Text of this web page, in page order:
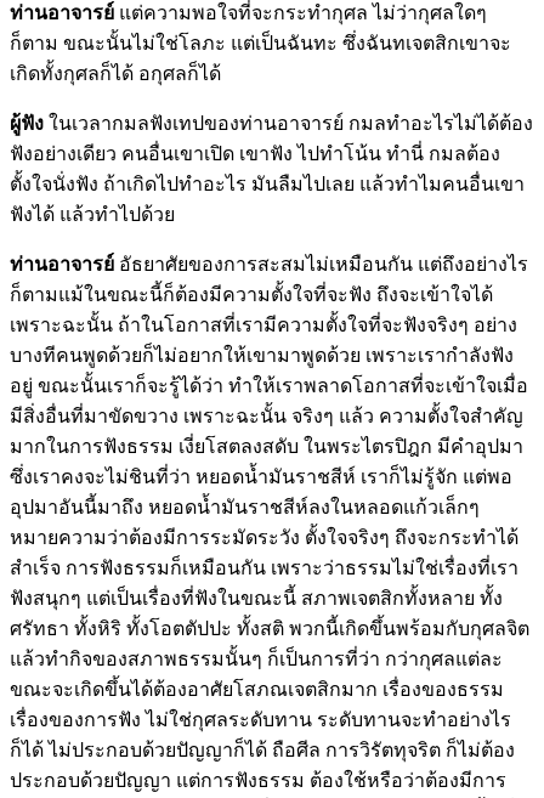
ท่านอาจารย์ แต่ความพอใจที่จะกระทำกุศล ไม่ว่ากุศลใดๆ
ก็ตาม ขณะนั้นไม่ใช่โลภะ แต่เป็นฉันทะ ซึ่งฉันทเจตสิกเขาจะ
เกิดทั้งกุศลก็ได้ อกุศลก็ได้
ผู้ฟัง ในเวลากมลฟังเทปของท่านอาจารย์ กมลทำอะไรไม่ได้ต้อง
ฟังอย่างเดียว คนอื่นเขาเปิด เขาฟัง ไปทำโน้น ทำนี่ กมลต้อง
ตั้งใจนั่งฟัง ถ้าเกิดไปทำอะไร มันลืมไปเลย แล้วทำไมคนอื่นเขา
ฟังได้ แล้วทำไปด้วย
ท่านอาจารย์ อัธยาศัยของการสะสมไม่เหมือนกัน แต่ถึงอย่างไร
ก็ตามแม้ในขณะนี้ก็ต้องมีความตั้งใจที่จะฟัง ถึงจะเข้าใจได้
เพราะฉะนั้น ถ้าในโอกาสที่เรามีความตั้งใจที่จะฟังจริงๆ อย่าง
บางทีคนพูดด้วยก็ไม่อยากให้เขามาพูดด้วย เพราะเรากำลังฟัง
อยู่ ขณะนั้นเราก็จะรู้ได้ว่า ทำให้เราพลาดโอกาสที่จะเข้าใจเมื่อ
มีสิ่งอื่นที่มาขัดขวาง เพราะฉะนั้น จริงๆ แล้ว ความตั้งใจสำคัญ
มากในการฟังธรรม เงี่ยโสตลงสดับ ในพระไตรปิฎก มีคำอุปมา
ซึ่งเราคงจะไม่ชินที่ว่า หยอดน้ำมันราชสีห์ เราก็ไม่รู้จัก แต่พอ
อุปมาอันนี้มาถึง หยอดน้ำมันราชสีห์ลงในหลอดแก้วเล็กๆ
หมายความว่าต้องมีการระมัดระวัง ตั้งใจจริงๆ ถึงจะกระทำได้
สำเร็จ การฟังธรรมก็เหมือนกัน เพราะว่าธรรมไม่ใช่เรื่องที่เรา
ฟังสนุกๆ แต่เป็นเรื่องที่ฟังในขณะนี้ สภาพเจตสิกทั้งหลาย ทั้ง
ศรัทธา ทั้งหิริ ทั้งโอตตัปปะ ทั้งสติ พวกนี้เกิดขึ้นพร้อมกับกุศลจิต
แล้วทำกิจของสภาพธรรมนั้นๆ ก็เป็นการที่ว่า กว่ากุศลแต่ละ
ขณะจะเกิดขึ้นได้ต้องอาศัยโสภณเจตสิกมาก เรื่องของธรรม
เรื่องของการฟัง ไม่ใช่กุศลระดับทาน ระดับทานจะทำอย่างไร
ก็ได้ ไม่ประกอบด้วยปัญญาก็ได้ ถือศีล การวิรัตทุจริต ก็ไม่ต้อง
ประกอบด้วยปัญญา แต่การฟังธรรม ต้องใช้หรือว่าต้องมีการ